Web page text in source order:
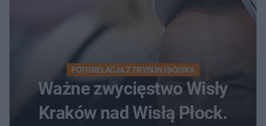
FOTORELACJA Z TRYBUN I BOISKA
Ważne zwycięstwo Wisły
Kraków nad Wisłą Płock.